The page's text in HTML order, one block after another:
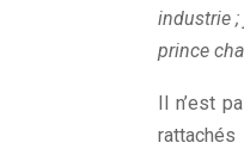
industrie ;
prince
Il n’est
rattachés